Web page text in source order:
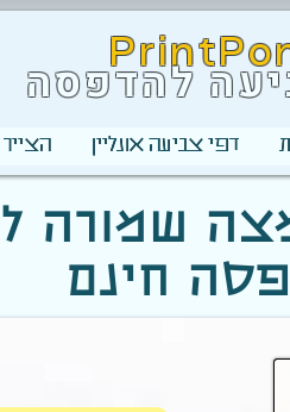
להדפסה
דפי צביעה אונליין
שמורה
חינם